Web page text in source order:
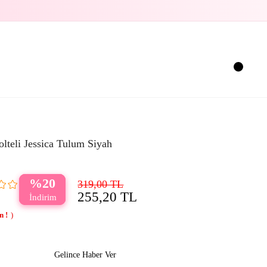
Jessica Tulum Siyah
20 319,00 TL
255,20 TL
Gelince Haber Ver